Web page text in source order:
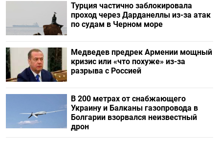
Турция частично заблокировала
проход через Дарданеллы из-за атак
по судам в Черном море
Медведев предрек Армении мощный
кризис или «что похуже» из-за
разрыва с Россией
В 200 метрах от снабжающего
Украину и Балканы газопровода в
Болгарии взорвался неизвестный
дрон